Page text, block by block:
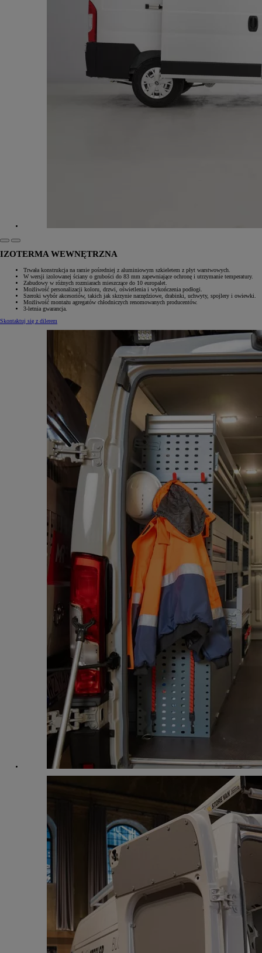
IZOTERMA WEWNĘTRZNA
Trwała konstrukcja na ramie pośredniej z aluminiowym szkieletem z płyt warstwowych.
W wersji izolowanej ściany o grubości do 83 mm zapewniające ochronę i utrzymanie temperatury.
Zabudowy w różnych rozmiarach mieszczące do 10 europalet.
Możliwość personalizacji koloru, drzwi, oświetlenia i wykończenia podłogi.
Szeroki wybór akcesoriów, takich jak skrzynie narzędziowe, drabinki, uchwyty, spojlery i owiewki.
Możliwość montażu agregatów chłodniczych renomowanych producentów.
3-letnia gwarancja.
Skontaktuj się z dilerem